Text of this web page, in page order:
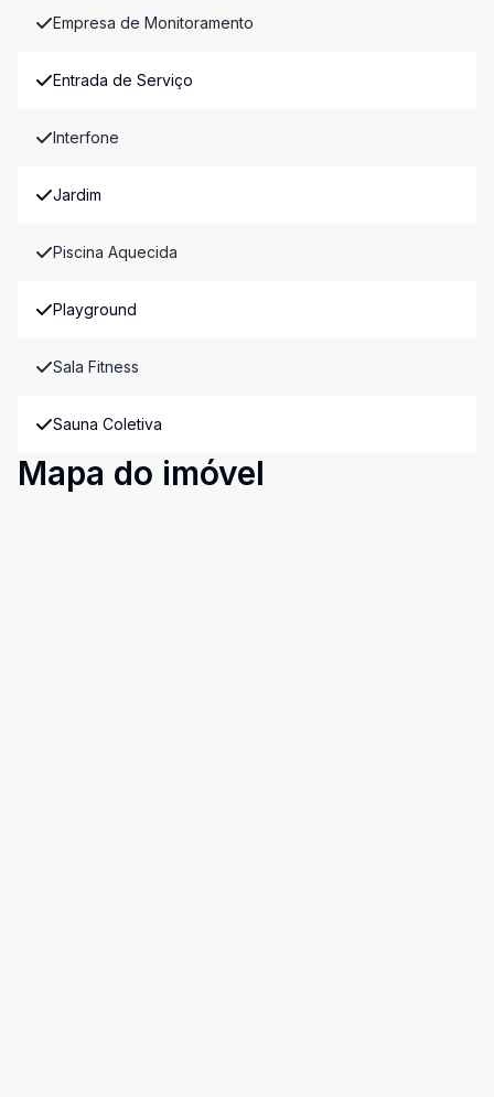
Empresa de Monitoramento
Entrada de Serviço
Interfone
Jardim
Piscina Aquecida
Playground
Sala Fitness
Sauna Coletiva
Mapa do imóvel